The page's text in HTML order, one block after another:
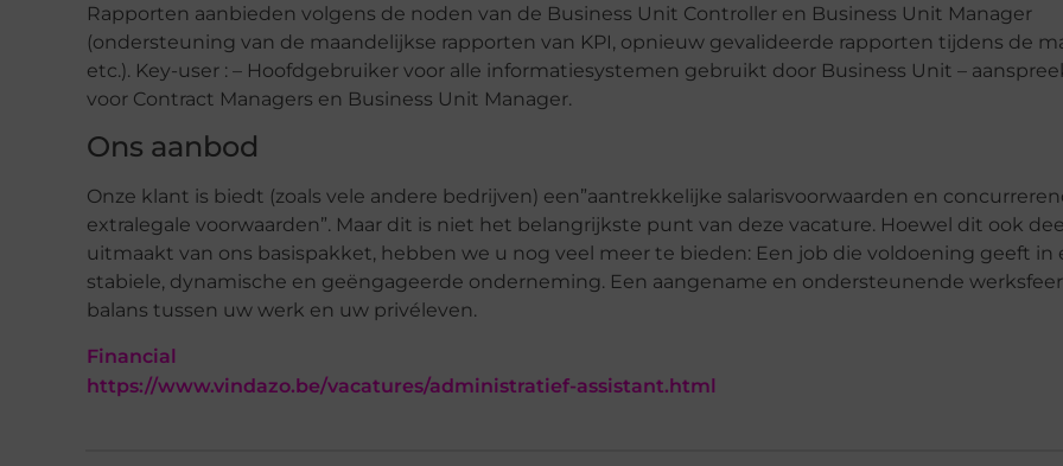
Rapporten aanbieden volgens de noden van de Business Unit Controller en Business Unit Manager
(ondersteuning van de maandelijkse rapporten van KPI, opnieuw gevalideerde rapporten tijdens de
etc.). Key-user : – Hoofdgebruiker voor alle informatiesystemen gebruikt door Business Unit –
voor Contract Managers en Business Unit Manager.
Ons aanbod
Onze klant is biedt (zoals vele andere bedrijven) een”aantrekkelijke salarisvoorwaarden en
extralegale voorwaarden”. Maar dit is niet het belangrijkste punt van deze vacature. Hoewel dit ook
uitmaakt van ons basispakket, hebben we u nog veel meer te bieden: Een job die voldoening geeft in
stabiele, dynamische en geëngageerde onderneming. Een aangename en ondersteunende
balans tussen uw werk en uw privéleven.
Financial
https://www.vindazo.be/vacatures/administratief-assistant.html